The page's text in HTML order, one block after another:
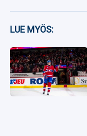
LUE MYÖS: